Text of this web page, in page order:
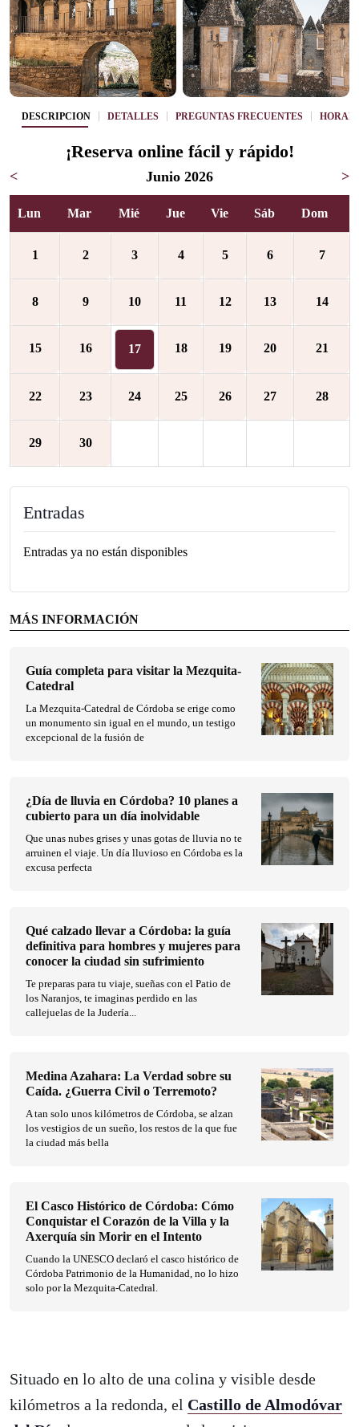
DESCRIPCIÓN DETALLES PREGUNTAS FRECUENTES
Situado en lo alto de una colina y visible desde
kilómetros a la redonda, el Castillo de Almodóvar
¡Reserva online fácil y rápido!
< Junio 2026 >
Lun Mar Mié Jue Vie Sáb Dom
1 2 3 4 5 6 7
8 9 10 11 12 13 14
15 16 17 18 19 20 21
22 23 24 25 26 27 28
29 30
Entradas
Entradas ya no están disponibles
MÁS INFORMACIÓN
Guía completa para visitar la Mezquita-
Catedral
La Mezquita-Catedral de Córdoba se erige como
un monumento sin igual en el mundo, un testigo
excepcional de la fusión de
¿Día de lluvia en Córdoba? 10 planes a
cubierto para un día inolvidable
Que unas nubes grises y unas gotas de lluvia no te
arruinen el viaje. Un día lluvioso en Córdoba es la
excusa perfecta
Qué calzado llevar a Córdoba: la guía
definitiva para hombres y mujeres para
conocer la ciudad sin sufrimiento
Te preparas para tu viaje, sueñas con el Patio de
los Naranjos, te imaginas perdido en las
callejuelas de la Judería...
Medina Azahara: La Verdad sobre su
Caída. ¿Guerra Civil o Terremoto?
A tan solo unos kilómetros de Córdoba, se alzan
los vestigios de un sueño, los restos de la que fue
la ciudad más bella
El Casco Histórico de Córdoba: Cómo
Conquistar el Corazón de la Villa y la
Axerquía sin Morir en el Intento
Cuando la UNESCO declaró el casco histórico de
Córdoba Patrimonio de la Humanidad, no lo hizo
solo por la Mezquita-Catedral.